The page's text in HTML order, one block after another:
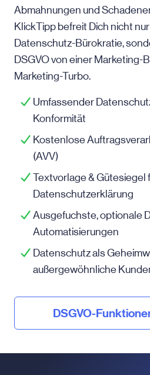
Abmahnungen und
KlickTipp befreit Dich nicht
Datenschutz-Bürokratie,
DSGVO von einer Marketing-
Marketing-Turbo.
Umfassender
Konformität
Kostenlose
(AVV)
Textvorlage & Gütesiegel
Datenschutzerklärung
Ausgefuchste, optionale
Automatisierungen
Datenschutz als
außergewöhnliche
DSGVO-